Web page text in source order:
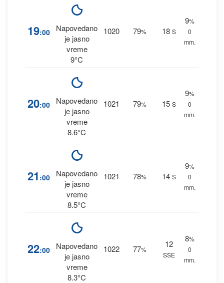
19:00
Napovedano
je jasno
vreme
9°C
1020 79% 18 S
9%
0
mm.
20:00
Napovedano
je jasno
vreme
8.6°C
1021 79% 15 S
9%
0
mm.
21 :00
Napovedano
je jasno
vreme
8.5°C
1021 78% 14 S
9%
0
mm.
22:00
Napovedano
je jasno
vreme
8.3°C
1022 77%
12
SSE
8%
0
mm.